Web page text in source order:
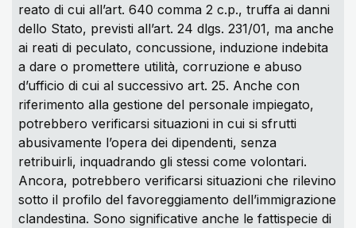
reato di cui all’art. 640 comma 2 c.p., truffa ai danni
dello Stato, previsti all’art. 24 dlgs. 231/01, ma anche
ai reati di peculato, concussione, induzione indebita
a dare o promettere utilità, corruzione e abuso
d’ufficio di cui al successivo art. 25. Anche con
riferimento alla gestione del personale impiegato,
potrebbero verificarsi situazioni in cui si sfrutti
abusivamente l’opera dei dipendenti, senza
retribuirli, inquadrando gli stessi come volontari.
Ancora, potrebbero verificarsi situazioni che rilevino
sotto il profilo del favoreggiamento dell’immigrazione
clandestina. Sono significative anche le fattispecie di